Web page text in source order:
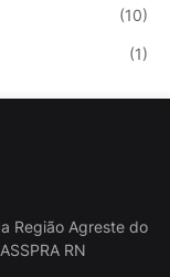
(10)
(1)
Região Agreste do
RN